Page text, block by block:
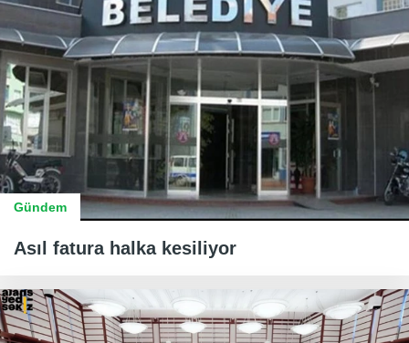
Gündem
Asıl fatura halka kesiliyor